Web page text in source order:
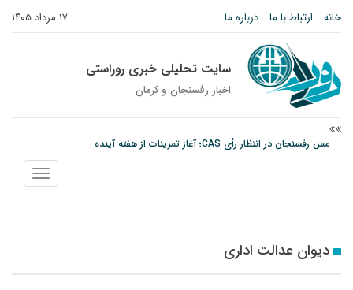
۱۷ مرداد ۱۴۰۵ خانه ارتباط با ما درباره ما
سایت تحلیلی خبری روراستی
اخبار رفسنجان و كرمان
مس رفسنجان در انتظار رأی CAS؛ آغاز تمرینات از هفته آینده
پیام رئیس کل دادگستری استان کرمان به مناسبت ۱۷ مردادماه سالروز شهادت شهید
نمایش
منو
دیوان عدالت اداری